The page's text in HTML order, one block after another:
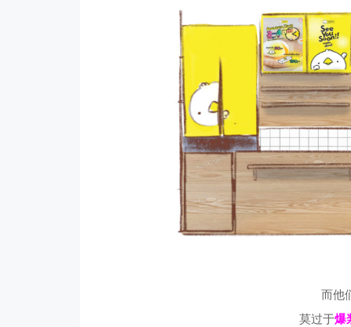
而他
莫过于爆